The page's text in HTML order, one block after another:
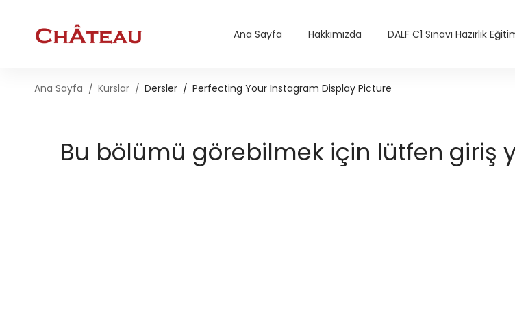
Ana Sayfa Hakkımızda DALF C1 Sınavı Hazırlık
Ana Sayfa Kurslar Dersler Perfecting Your Instagram Display Picture
Bu bölümü görebilmek için lütfen giriş